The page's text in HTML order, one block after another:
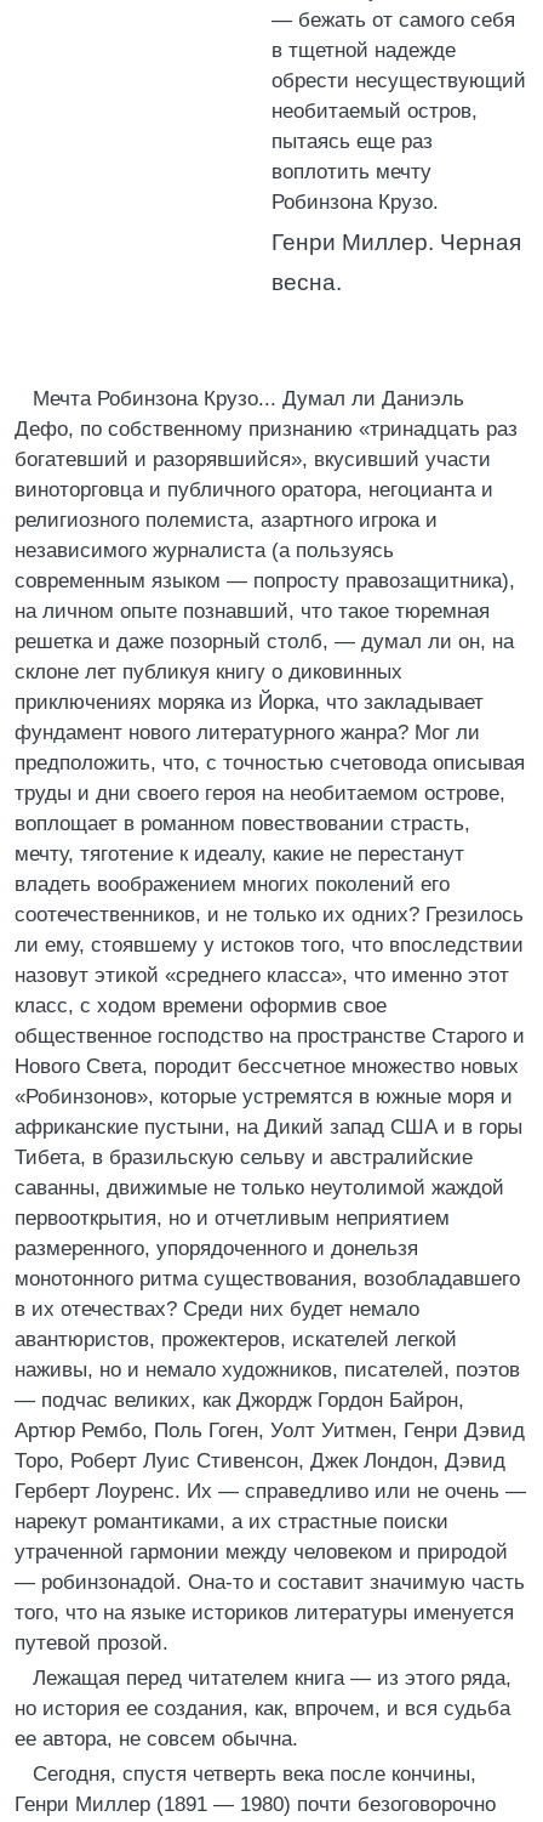
— бежать от самого себя
в тщетной надежде
обрести несуществующий
необитаемый остров,
пытаясь еще раз
воплотить мечту
Робинзона Крузо.
Генри Миллер. Черная
весна.
Мечта Робинзона Крузо... Думал ли Даниэль
Дефо, по собственному признанию «тринадцать раз
богатевший и разорявшийся», вкусивший участи
виноторговца и публичного оратора, негоцианта и
религиозного полемиста, азартного игрока и
независимого журналиста (а пользуясь
современным языком — попросту правозащитника),
на личном опыте познавший, что такое тюремная
решетка и даже позорный столб, — думал ли он, на
склоне лет публикуя книгу о диковинных
приключениях моряка из Йорка, что закладывает
фундамент нового литературного жанра? Мог ли
предположить, что, с точностью счетовода описывая
труды и дни своего героя на необитаемом острове,
воплощает в романном повествовании страсть,
мечту, тяготение к идеалу, какие не перестанут
владеть воображением многих поколений его
соотечественников, и не только их одних? Грезилось
ли ему, стоявшему у истоков того, что впоследствии
назовут этикой «среднего класса», что именно этот
класс, с ходом времени оформив свое
общественное господство на пространстве Старого и
Нового Света, породит бессчетное множество новых
«Робинзонов», которые устремятся в южные моря и
африканские пустыни, на Дикий запад США и в горы
Тибета, в бразильскую сельву и австралийские
саванны, движимые не только неутолимой жаждой
первооткрытия, но и отчетливым неприятием
размеренного, упорядоченного и донельзя
монотонного ритма существования, возобладавшего
в их отечествах? Среди них будет немало
авантюристов, прожектеров, искателей легкой
наживы, но и немало художников, писателей, поэтов
— подчас великих, как Джордж Гордон Байрон,
Артюр Рембо, Поль Гоген, Уолт Уитмен, Генри Дэвид
Торо, Роберт Луис Стивенсон, Джек Лондон, Дэвид
Герберт Лоуренс. Их — справедливо или не очень —
нарекут романтиками, а их страстные поиски
утраченной гармонии между человеком и природой
— робинзонадой. Она-то и составит значимую часть
того, что на языке историков литературы именуется
путевой прозой.
Лежащая перед читателем книга — из этого ряда,
но история ее создания, как, впрочем, и вся судьба
ее автора, не совсем обычна.
Сегодня, спустя четверть века после кончины,
Генри Миллер (1891 — 1980) почти безоговорочно